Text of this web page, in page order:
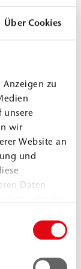
Über Cookies
zu
wir
Website an
und
Daten
entwickelt
und
aus, das
Harz
wie
Schließen,
von